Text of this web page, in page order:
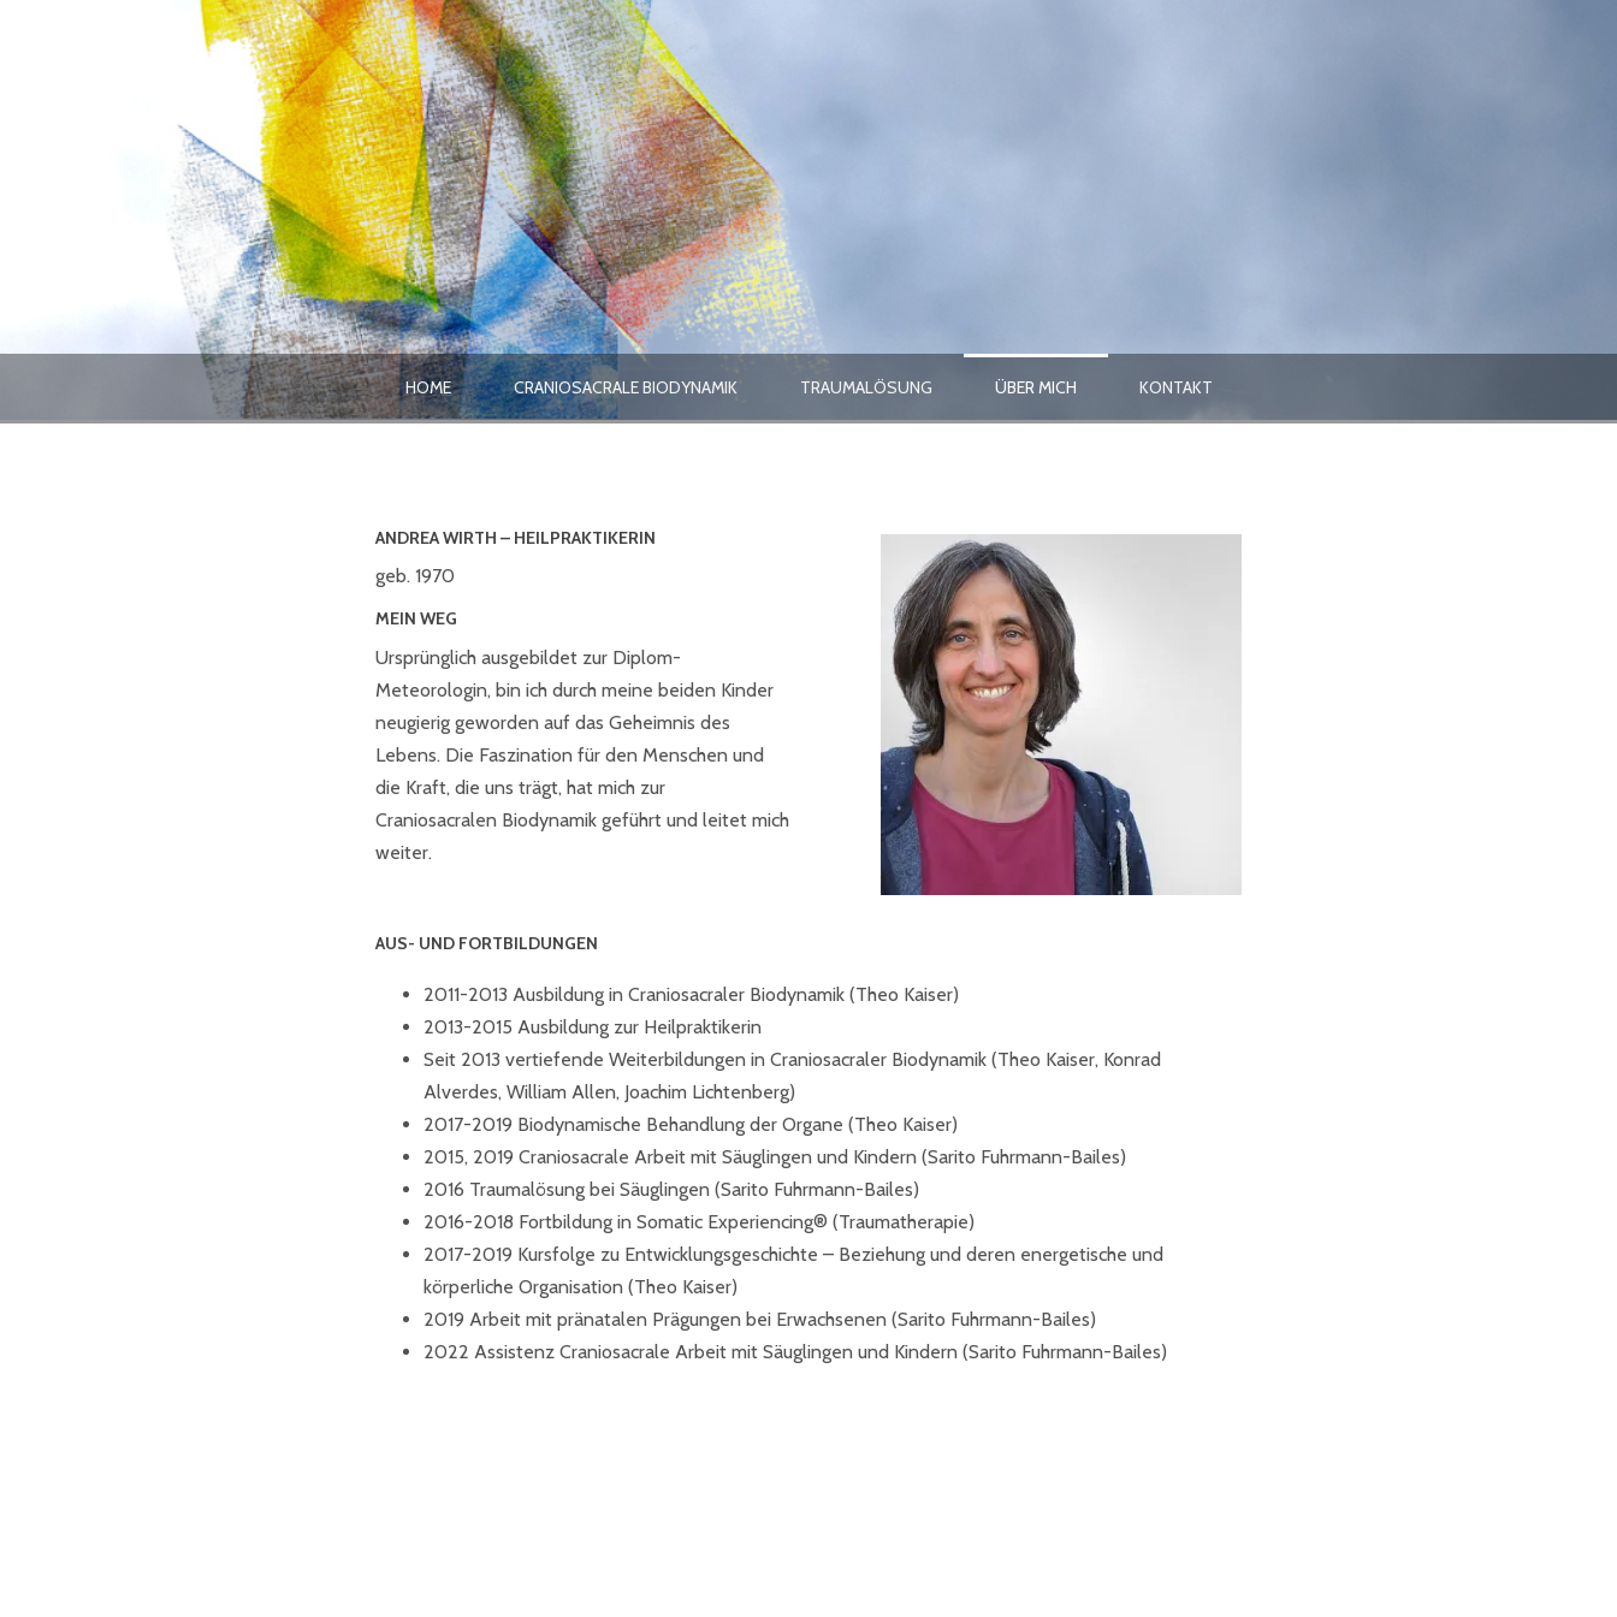
HOME CRANIOSACRALE BIODYNAMIK TRAUMALÖSUNG ÜBER MICH KONTAKT
ANDREA WIRTH – HEILPRAKTIKERIN
geb. 1970
MEIN WEG
Ursprünglich ausgebildet zur Diplom-
Meteorologin, bin ich durch meine beiden Kinder
neugierig geworden auf das Geheimnis des
Lebens. Die Faszination für den Menschen und
die Kraft, die uns trägt, hat mich zur
Craniosacralen Biodynamik geführt und leitet mich
weiter.
AUS- UND FORTBILDUNGEN
2011-2013 Ausbildung in Craniosacraler Biodynamik (Theo Kaiser)
2013-2015 Ausbildung zur Heilpraktikerin
Seit 2013 vertiefende Weiterbildungen in Craniosacraler Biodynamik (Theo Kaiser, Konrad
Alverdes, William Allen, Joachim Lichtenberg)
2017-2019 Biodynamische Behandlung der Organe (Theo Kaiser)
2015, 2019 Craniosacrale Arbeit mit Säuglingen und Kindern (Sarito Fuhrmann-Bailes)
2016 Traumalösung bei Säuglingen (Sarito Fuhrmann-Bailes)
2016-2018 Fortbildung in Somatic Experiencing® (Traumatherapie)
2017-2019 Kursfolge zu Entwicklungsgeschichte – Beziehung und deren energetische und
körperliche Organisation (Theo Kaiser)
2019 Arbeit mit pränatalen Prägungen bei Erwachsenen (Sarito Fuhrmann-Bailes)
2022 Assistenz Craniosacrale Arbeit mit Säuglingen und Kindern (Sarito Fuhrmann-Bailes)